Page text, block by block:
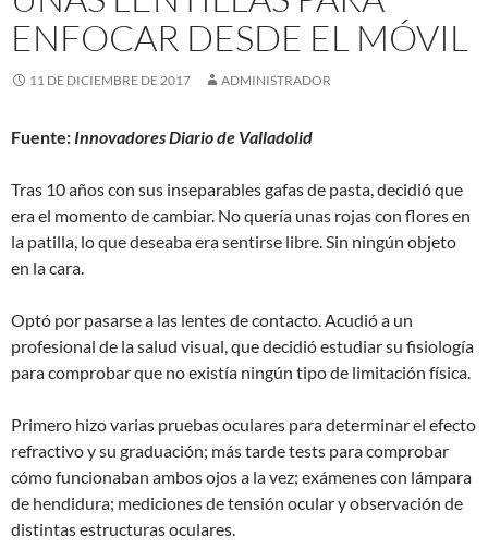
ENFOCAR DESDE EL MÓVIL
11 DE DICIEMBRE DE 2017 ADMINISTRADOR
Fuente: Innovadores Diario de Valladolid
Tras 10 años con sus inseparables gafas de pasta, decidió que
era el momento de cambiar. No quería unas rojas con flores en
la patilla, lo que deseaba era sentirse libre. Sin ningún objeto
en la cara.
Optó por pasarse a las lentes de contacto. Acudió a un
profesional de la salud visual, que decidió estudiar su fisiología
para comprobar que no existía ningún tipo de limitación física.
Primero hizo varias pruebas oculares para determinar el efecto
refractivo y su graduación; más tarde tests para comprobar
cómo funcionaban ambos ojos a la vez; exámenes con lámpara
de hendidura; mediciones de tensión ocular y observación de
distintas estructuras oculares.